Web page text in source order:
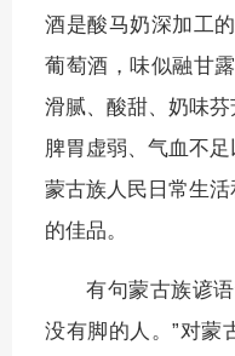
酒是酸马奶深加工
葡萄酒，味似融甘
滑腻、酸甜、奶味
脾胃虚弱、气血不
蒙古族人民日常生
的佳品。
有句蒙古族谚
没有脚的人。”对蒙